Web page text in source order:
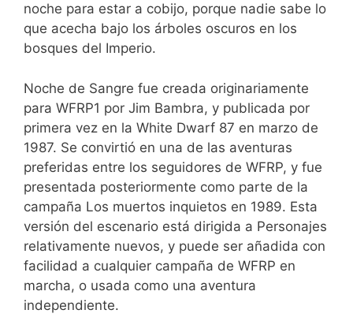
noche para estar a cobijo, porque nadie sabe lo
que acecha bajo los árboles oscuros en los
bosques del Imperio.
Noche de Sangre fue creada originariamente
para WFRP1 por Jim Bambra, y publicada por
primera vez en la White Dwarf 87 en marzo de
1987. Se convirtió en una de las aventuras
preferidas entre los seguidores de WFRP, y fue
presentada posteriormente como parte de la
campaña Los muertos inquietos en 1989. Esta
versión del escenario está dirigida a Personajes
relativamente nuevos, y puede ser añadida con
facilidad a cualquier campaña de WFRP en
marcha, o usada como una aventura
independiente.